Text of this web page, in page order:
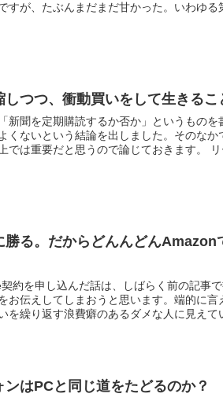
すが、たぶんまだまだ甘かった。いわゆる
しつつ、衝動買いをして生きるこ
新聞を定期購読するか否か」というもの
くないという結論を出しました。そのなか
では重要だと思うので論じておきます。 リ
勝る。だからどんんどんAmazon
約を申し込んだ話は、しばらく前の記事
お伝えしてしまおうと思います。端的に
を繰り返す浪費癖のあるダメな人に見えて
ンはPCと同じ道をたどるのか？